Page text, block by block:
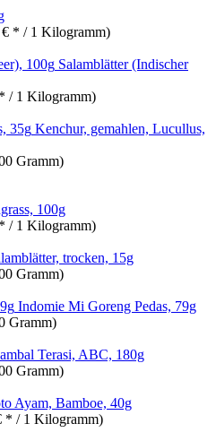
* / 1 Kilogramm)
Salamblätter (Indischer
/ 1 Kilogramm)
Kenchur, gemahlen, Lucullus,
Gramm)
100g
/ 1 Kilogramm)
trocken, 15g
Gramm)
Indomie Mi Goreng Pedas, 79g
Gramm)
Terasi, ABC, 180g
Gramm)
Ayam, Bamboe, 40g
* / 1 Kilogramm)